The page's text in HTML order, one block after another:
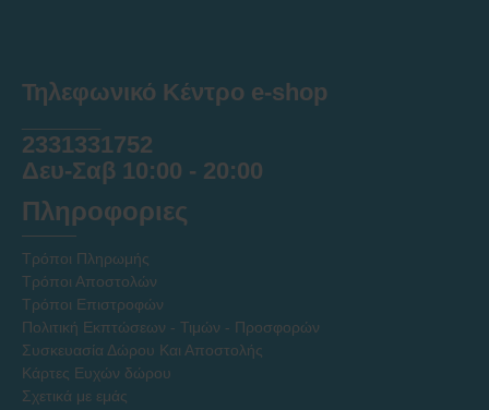
Τηλεφωνικό Κέντρο e-shop
2331331752
Δευ-Σαβ 10:00 - 20:00
Πληροφοριες
Τρόποι Πληρωμής
Τρόποι Αποστολών
Τρόποι Επιστροφών
Πολιτική Εκπτώσεων - Τιμών - Προσφορών
Συσκευασία Δώρου Και Αποστολής
Κάρτες Ευχών δώρου
Σχετικά με εμάς